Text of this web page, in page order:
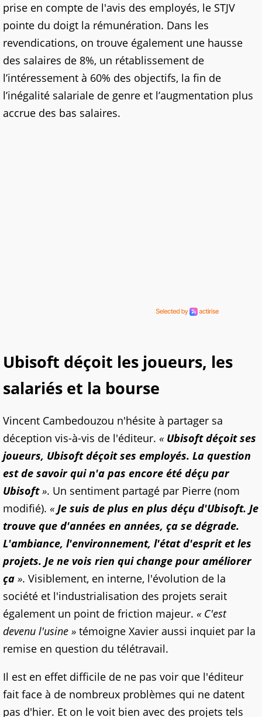
prise en compte de l'avis des employés, le STJV
pointe du doigt la rémunération. Dans les
revendications, on trouve également une hausse
des salaires de 8%, un rétablissement de
l’intéressement à 60% des objectifs, la fin de
l’inégalité salariale de genre et l’augmentation plus
accrue des bas salaires.
Ubisoft déçoit les joueurs, les
salariés et la bourse
Vincent Cambedouzou n'hésite à partager sa
déception vis-à-vis de l'éditeur. « Ubisoft déçoit ses
joueurs, Ubisoft déçoit ses employés. La question
est de savoir qui n'a pas encore été déçu par
Ubisoft». Un sentiment partagé par Pierre (nom
modifié). « Je suis de plus en plus déçu d'Ubisoft. Je
trouve que d'années en années, ça se dégrade.
L'ambiance, l'environnement, l'état d'esprit et les
projets. Je ne vois rien qui change pour améliorer
ça ». Visiblement, en interne, l'évolution de la
société et l'industrialisation des projets serait
également un point de friction majeur. « C'est
devenu l'usine » témoigne Xavier aussi inquiet par la
remise en question du télétravail.
Il est en effet difficile de ne pas voir que l'éditeur
fait face à de nombreux problèmes qui ne datent
pas d'hier. Et on le voit bien avec des projets tels